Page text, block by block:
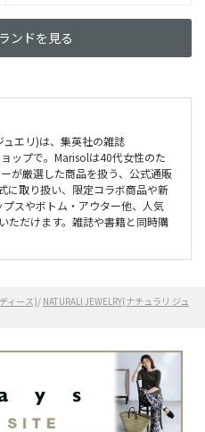
ンドを見る
ュエリ)は、集英社の雑誌
ップで。Marisolは40代女性のた
が厳選した商品を扱う、公式通販
に取り扱い、限定コラボ商品や新
スやボトム・アウター他、人気
ただけます。雑誌や書籍と同時購
ィース)/ NATURALI JEWELRY(ナチュラリ ジュ